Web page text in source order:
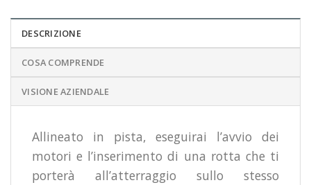
DESCRIZIONE
COSA COMPRENDE
VISIONE AZIENDALE
Allineato in pista, eseguirai l’avvio dei
motori e l’inserimento di una rotta che ti
porterà all’atterraggio sullo stesso